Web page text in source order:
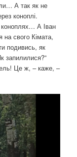
А так як не
коноплі.
А Іван
свого Кімата,
подивись, як
запилилися?”
Це ж, – каже, –